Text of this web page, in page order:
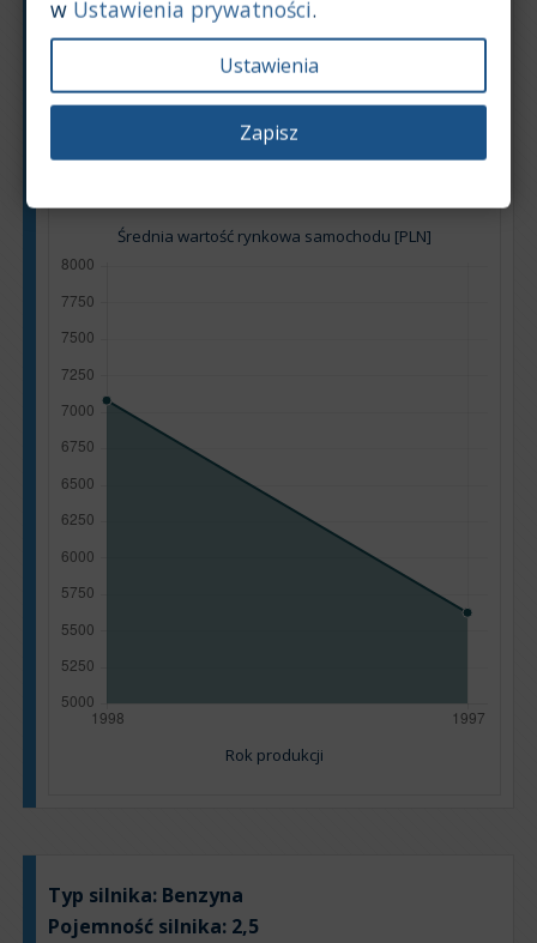
Typ silnika:Benzyna
Pojemność silnika: 2,4
Wykres Tabela
Średnia wartość rynkowa samochodu [PLN]
Rok produkcji
Typ silnika: Benzyna
Pojemność silnika: 2,5
w Ustawienia prywatności.
Ustawienia
Zapisz